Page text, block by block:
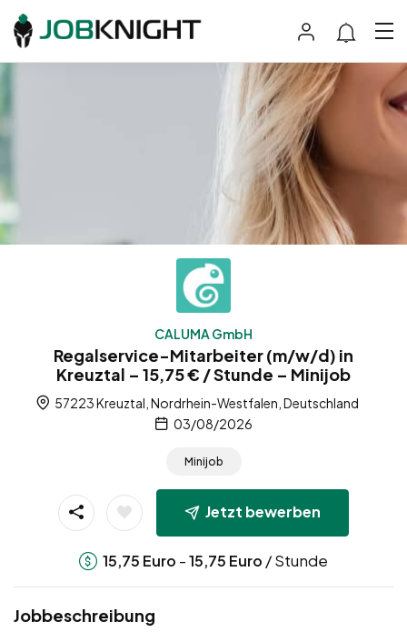
CALUMA GmbH
Regalservice-Mitarbeiter (m/w/d) in
Kreuztal – 15,75 € / Stunde – Minijob
57223 Kreuztal, Nordrhein-Westfalen, Deutschland
03/08/2026
Minijob
Jetzt bewerben
15,75 Euro -15,75 Euro / Stunde
Jobbeschreibung